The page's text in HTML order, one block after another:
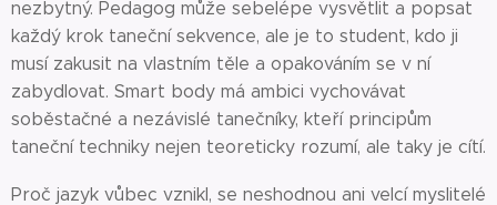
nezbytný. Pedagog může sebelépe vysvětlit a popsat
každý krok taneční sekvence, ale je to student, kdo ji
musí zakusit na vlastním těle a opakováním se v ní
zabydlovat. Smart body má ambici vychovávat
soběstačné a nezávislé tanečníky, kteří principům
taneční techniky nejen teoreticky rozumí, ale taky je cítí.
Proč jazyk vůbec vznikl, se neshodnou ani velcí myslitelé